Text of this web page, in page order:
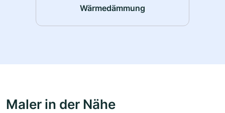
Wärmedämmung
Maler in der Nähe